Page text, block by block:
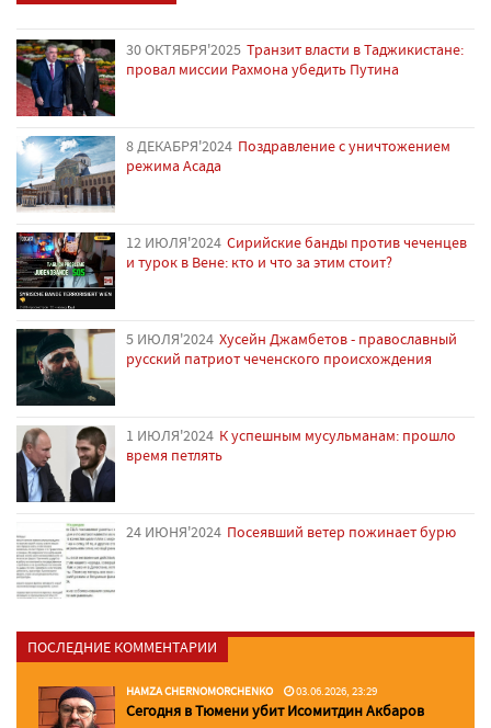
30 ОКТЯБРЯ'2025 Транзит власти в Таджикистане:
провал миссии Рахмона убедить Путина
8 ДЕКАБРЯ'2024 Поздравление с уничтожением
режима Асада
12 ИЮЛЯ'2024 Сирийские банды против чеченцев
и турок в Вене: кто и что за этим стоит?
5 ИЮЛЯ'2024 Хусейн Джамбетов - православный
русский патриот чеченского происхождения
1 ИЮЛЯ'2024 К успешным мусульманам: прошло
время петлять
24 ИЮНЯ'2024 Посеявший ветер пожинает бурю
ПОСЛЕДНИЕ КОММЕНТАРИИ
HAMZA CHERNOMORCHENKO 03.06.2026, 23:29
Сегодня в Тюмени убит Исомитдин Акбаров